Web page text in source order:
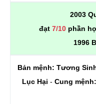
2003
đạt 7/10phần
1996
Bản mệnh: Tương
Lục Hại - Cung mệnh: